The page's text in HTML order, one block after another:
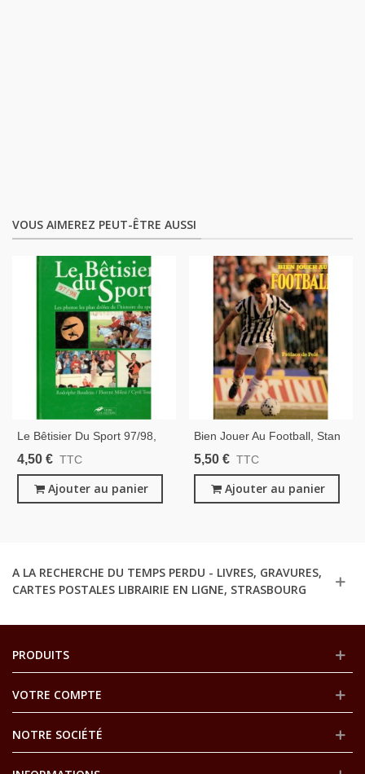
VOUS AIMEREZ PEUT-ÊTRE AUSSI
Le Bêtisier Du Sport 97/98,
Rodolphe Baudeau, 1997 -
Athlétisme, Patinage,
Athlétisme, Sports, Humour,
4,50 € TTC
Ajouter au panier
Bien Jouer Au Football, Stan
Liversedge, 1979 - Sport,
5,50 € TTC
Ajouter au panier
A LA RECHERCHE DU TEMPS PERDU - LIVRES, GRAVURES,
CARTES POSTALES LIBRAIRIE EN LIGNE, STRASBOURG
PRODUITS
VOTRE COMPTE
NOTRE SOCIÉTÉ